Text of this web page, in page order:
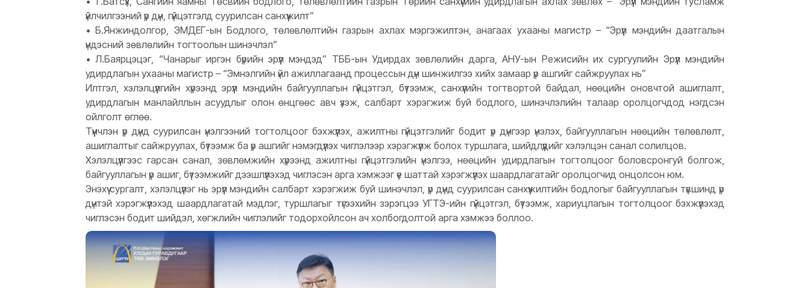
үйлчилгээний үр дүн, гүйцэтгэлд суурилсан санхүүжилт”
• Б.Янжиндолгор, ЭМДЕГ-ын Бодлого, төлөвлөлтийн газрын ахлах мэргэжилтэн, анагаах ухааны магистр – “Эрүүл мэндийн даатгалын
үндэсний зөвлөлийн тогтоолын шинэчлэл”
• Л.Баярцэцэг, “Чанарыг иргэн бүрийн эрүүл мэндэд” ТББ-ын Удирдах зөвлөлийн дарга, АНУ-ын Режисийн их сургуулийн Эрүүл мэндийн
удирдлагын ухааны магистр – “Эмнэлгийн үйл ажиллагаанд процессын дүн шинжилгээ хийх замаар үр ашгийг сайжруулах нь”
Илтгэл, хэлэлцүүлгийн хүрээнд эрүүл мэндийн байгууллагын гүйцэтгэл, бүтээмж, санхүүгийн тогтвортой байдал, нөөцийн оновчтой ашиглалт,
удирдлагын манлайллын асуудлыг олон өнцгөөс авч үзэж, салбарт хэрэгжиж буй бодлого, шинэчлэлийн талаар оролцогчдод нэгдсэн
ойлголт өглөө.
Түүнчлэн үр дүнд суурилсан үнэлгээний тогтолцоог бэхжүүлэх, ажилтны гүйцэтгэлийг бодит үр дүнгээр үнэлэх, байгууллагын нөөцийн төлөвлөлт,
ашиглалтыг сайжруулах, бүтээмж ба үр ашгийг нэмэгдүүлэх чиглэлээр хэрэгжүүлж болох туршлага, шийдлүүдийг хэлэлцэн санал солилцов.
Хэлэлцүүлгээс гарсан санал, зөвлөмжийн хүрээнд ажилтны гүйцэтгэлийн үнэлгээ, нөөцийн удирдлагын тогтолцоог боловсронгуй болгож,
байгууллагын үр ашиг, бүтээмжийг дээшлүүлэхэд чиглэсэн арга хэмжээг үе шаттай хэрэгжүүлэх шаардлагатайг оролцогчид онцолсон юм.
Энэхүү сургалт, хэлэлцүүлэг нь эрүүл мэндийн салбарт хэрэгжиж буй шинэчлэл, үр дүнд суурилсан санхүүжилтийн бодлогыг байгууллагын түвшинд үр
дүнтэй хэрэгжүүлэхэд шаардлагатай мэдлэг, туршлагыг түгээхийн зэрэгцээ УГТЭ-ийн гүйцэтгэл, бүтээмж, хариуцлагын тогтолцоог бэхжүүлэхэд
чиглэсэн бодит шийдэл, хөгжлийн чиглэлийг тодорхойлсон ач холбогдолтой арга хэмжээ боллоо.